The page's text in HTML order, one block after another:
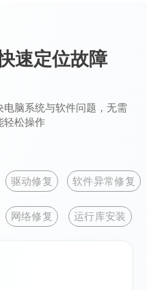
速定位故障
脑系统与软件问题，无需
轻松操作
驱动修复 软件异常修复
网络修复 运行库安装